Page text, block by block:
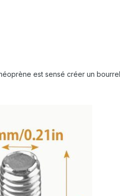
est sensé créer un